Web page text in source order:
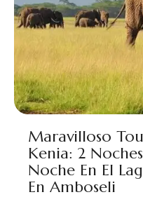
Maravilloso
Kenia: 2
Noche En El
En Amboseli